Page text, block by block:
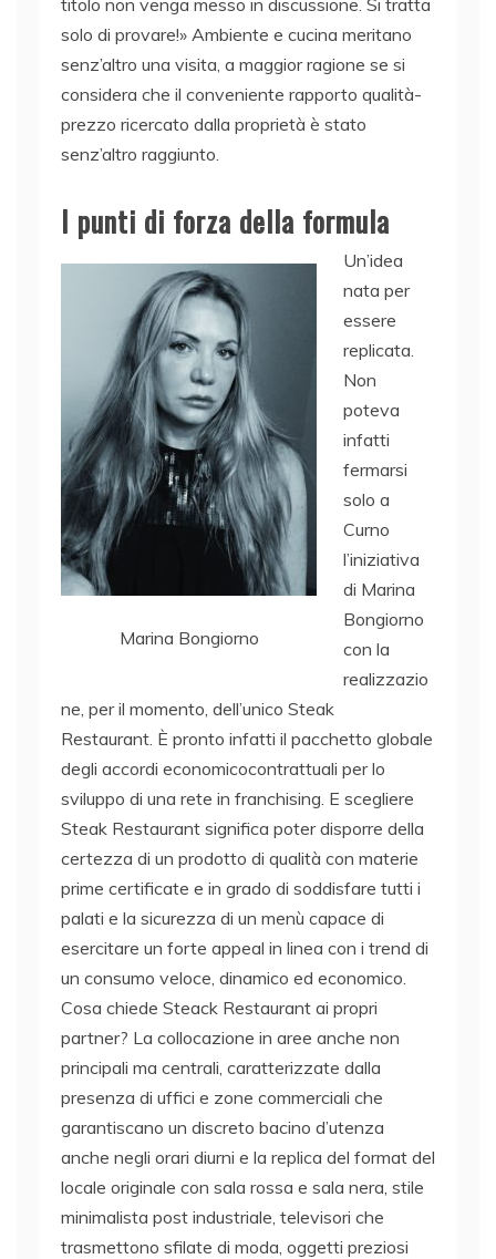
solo di provare!» Ambiente e cucina meritano
senz’altro una visita, a maggior ragione se si
considera che il conveniente rapporto qualità-
prezzo ricercato dalla proprietà è stato
senz’altro raggiunto.
I punti di forza della formula
Marina Bongiorno
Un’idea
nata per
essere
replicata.
Non
poteva
infatti
fermarsi
solo a
Curno
l’iniziativa
di Marina
Bongiorno
con la
realizzazio
ne, per il momento, dell’unico Steak
Restaurant. È pronto infatti il pacchetto globale
degli accordi economicocontrattuali per lo
sviluppo di una rete in franchising. E scegliere
Steak Restaurant significa poter disporre della
certezza di un prodotto di qualità con materie
prime certificate e in grado di soddisfare tutti i
palati e la sicurezza di un menù capace di
esercitare un forte appeal in linea con i trend di
un consumo veloce, dinamico ed economico.
Cosa chiede Steack Restaurant ai propri
partner? La collocazione in aree anche non
principali ma centrali, caratterizzate dalla
presenza di uffici e zone commerciali che
garantiscano un discreto bacino d’utenza
anche negli orari diurni e la replica del format del
locale originale con sala rossa e sala nera, stile
minimalista post industriale, televisori che
trasmettono sfilate di moda, oggetti preziosi